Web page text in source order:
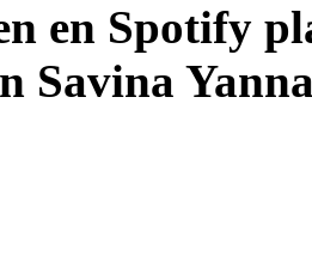
en Spotify
Savina